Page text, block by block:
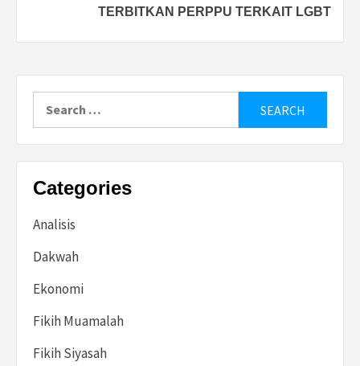
TERBITKAN PERPPU TERKAIT LGBT
Categories
Analisis
Dakwah
Ekonomi
Fikih Muamalah
Fikih Siyasah